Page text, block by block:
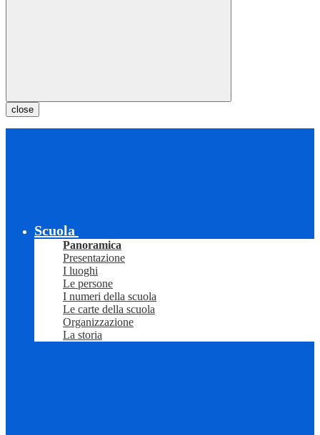
close
Scuola
Panoramica
Presentazione
I luoghi
Le persone
I numeri della scuola
Le carte della scuola
Organizzazione
La storia